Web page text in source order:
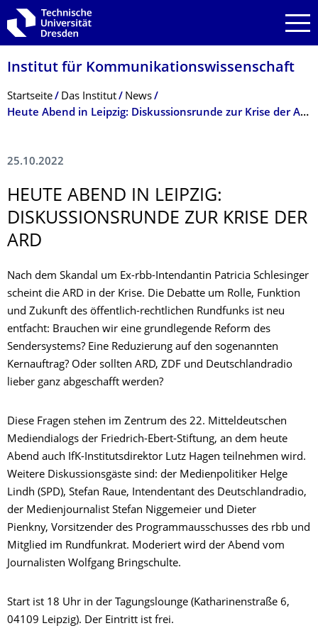
Zur Hauptnavigation springen
Zur Suche springen
Zum Inhalt springen
Institut für Kommunikationswis­senschaft
Breadcrumb-Menü
Startseite Das Institut
News
Heute Abend in Leipzig: Diskussionsrunde zur Krise der ARD
25.10.2022
HEUTE ABEND IN LEIPZIG:
DISKUSSIONSRUN­DE ZUR KRISE DER
ARD
Nach dem Skandal um Ex-rbb-Intendantin Patricia Schlesinger
scheint die ARD in der Krise. Die Debatte um Rolle, Funktion
und Zukunft des öffentlich-rechtlichen Rundfunks ist neu
entfacht: Brauchen wir eine grundlegende Reform des
Sendersystems? Eine Reduzierung auf den sogenannten
Kernauftrag? Oder sollten ARD, ZDF und Deutschlandradio
lieber ganz abgeschafft werden?
Diese Fragen stehen im Zentrum des 22. Mitteldeutschen
Mediendialogs der Friedrich-Ebert-Stiftung, an dem heute
Abend auch IfK-Institutsdirektor Lutz Hagen teilnehmen wird.
Weitere Diskussionsgäste sind: der Medienpolitiker Helge
Lindh (SPD), Stefan Raue, Intendentant des Deutschlandradio,
der Medienjournalist Stefan Niggemeier und Dieter
Pienkny, Vorsitzender des Programmausschusses des rbb und
Mitglied im Rundfunkrat. Moderiert wird der Abend vom
Journalisten Wolfgang Bringschulte.
Start ist 18 Uhr in der Tagungslounge (Katharinenstraße 6,
04109 Leipzig). Der Eintritt ist frei.